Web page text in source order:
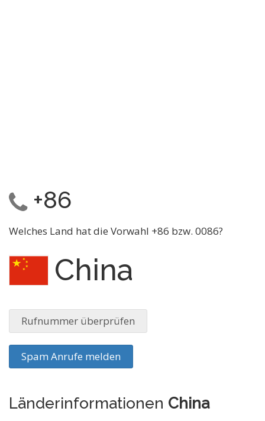
+86
Welches Land hat die Vorwahl +86 bzw. 0086?
China
Rufnummer überprüfen
Spam Anrufe melden
Länderinformationen China